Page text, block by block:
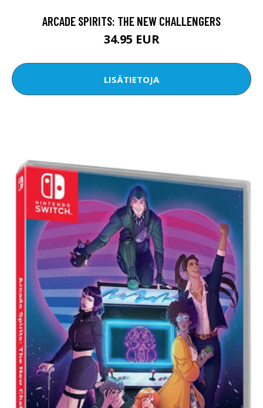
ARCADE SPIRITS: THE NEW CHALLENGERS
34.95 EUR
LISÄTIETOJA